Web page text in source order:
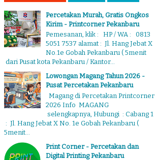
Percetakan Murah, Gratis Ongkos
Kirim - Printcorner Pekanbaru
Pemesanan, klik : HP / WA : 0813
5051 7537 alamat : Jl. Hang Jebat X
No.1e Gobah Pekanbaru ( 5menit
dari Pusat kota Pekanbaru / Kantor...
Lowongan Magang Tahun 2026 -
Pusat Percetakan Pekanbaru
Magang di Percetakan Printcorner
2026 Info MAGANG
selengkapnya, Hubungi : Cabang 1
: Jl. Hang Jebat X No. 1e Gobah Pekanbaru (
5menit...
Print Corner - Percetakan dan
Digital Printing Pekanbaru